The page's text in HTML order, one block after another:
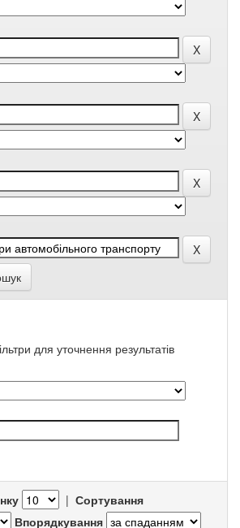
для уточнення результатів
| Сортування
Впорядкування